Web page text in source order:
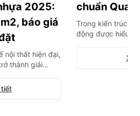
2025:
báo giá
nội thất hiện đại,
thành giải
hay phòng
diện tích tuyệt
tiết
chuẩn
Trong kiến trúc
động được hiểu là
bộ cảm biến, cho
mở hoàn toàn từ